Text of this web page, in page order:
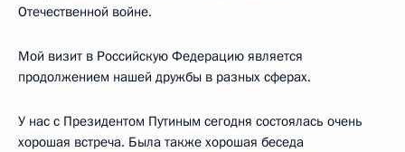
Отечественной войне.
Мой визит в Российскую Федерацию является
продолжением нашей дружбы в разных сферах.
У нас с Президентом Путиным сегодня состоялась очень
хорошая встреча. Была также хорошая беседа